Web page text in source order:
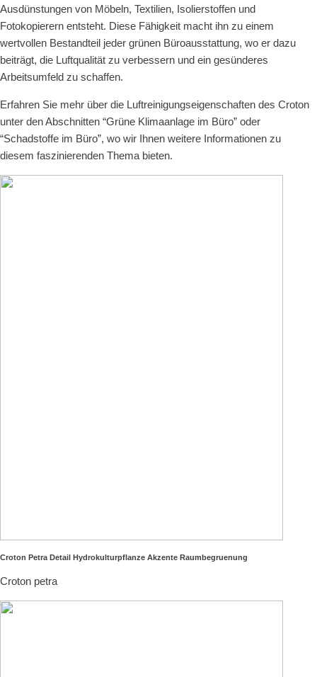
Ausdünstungen von Möbeln, Textilien, Isolierstoffen und
Fotokopierern entsteht. Diese Fähigkeit macht ihn zu einem
wertvollen Bestandteil jeder grünen Büroausstattung, wo er dazu
beiträgt, die Luftqualität zu verbessern und ein gesünderes
Arbeitsumfeld zu schaffen.
Erfahren Sie mehr über die Luftreinigungseigenschaften des Croton
unter den Abschnitten “Grüne Klimaanlage im Büro” oder
“Schadstoffe im Büro”, wo wir Ihnen weitere Informationen zu
diesem faszinierenden Thema bieten.
Croton Petra Detail Hydrokulturpflanze Akzente Raumbegruenung
Croton petra